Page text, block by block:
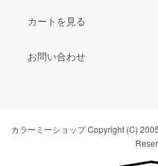
カートを見る
お問い合わせ
カラーミーショップCopyright (C)